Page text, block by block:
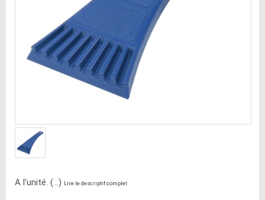
A l'unité. (...) Lire le descriptif complet